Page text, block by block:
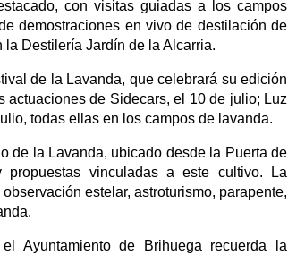
con visitas guiadas a los campos
demostraciones en vivo de destilación de
Destilería Jardín de la Alcarria.
de la Lavanda, que celebrará su edición
actuaciones de Sidecars, el 10 de julio; Luz
todas ellas en los campos de lavanda.
de la Lavanda, ubicado desde la Puerta de
vinculadas a este cultivo. La
estelar, astroturismo, parapente,
Ayuntamiento de Brihuega recuerda la